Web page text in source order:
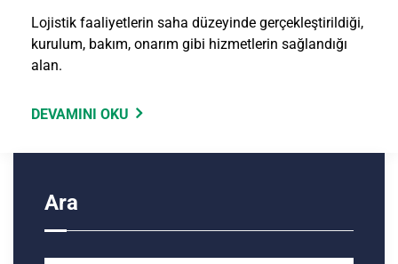
Lojistik faaliyetlerin saha düzeyinde gerçekleştirildiği,
kurulum, bakım, onarım gibi hizmetlerin sağlandığı
alan.
DEVAMINI OKU
Ara